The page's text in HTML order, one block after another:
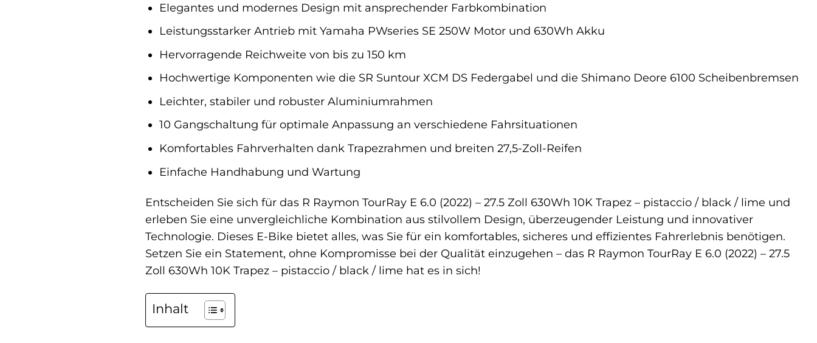
Elegantes und modernes Design mit ansprechender Farbkombination
Leistungsstarker Antrieb mit Yamaha PWseries SE 250W Motor und 630Wh Akku
Hervorragende Reichweite von bis zu 150 km
Hochwertige Komponenten wie die SR Suntour XCM DS Federgabel und die Shimano Deore 6100 Scheibenbremsen
Leichter, stabiler und robuster Aluminiumrahmen
10 Gangschaltung für optimale Anpassung an verschiedene Fahrsituationen
Komfortables Fahrverhalten dank Trapezrahmen und breiten 27,5-Zoll-Reifen
Einfache Handhabung und Wartung
Entscheiden Sie sich für das R Raymon TourRay E 6.0 (2022) – 27.5 Zoll 630Wh 10K Trapez – pistaccio / black / lime und
erleben Sie eine unvergleichliche Kombination aus stilvollem Design, überzeugender Leistung und innovativer
Technologie. Dieses E-Bike bietet alles, was Sie für ein komfortables, sicheres und effizientes Fahrerlebnis benötigen.
Setzen Sie ein Statement, ohne Kompromisse bei der Qualität einzugehen – das R Raymon TourRay E 6.0 (2022) – 27.5
Zoll 630Wh 10K Trapez – pistaccio / black / lime hat es in sich!
Inhalt